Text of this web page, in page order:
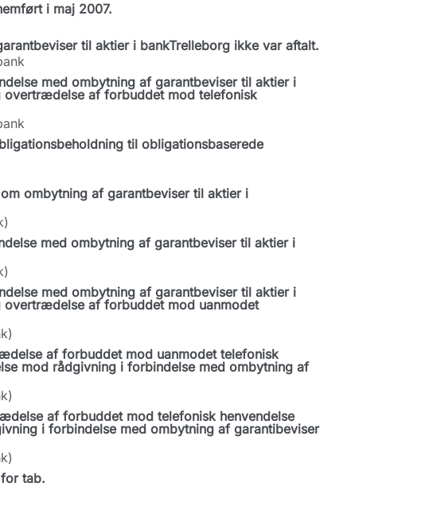
i maj 2007.
til aktier i bankTrelleborg ikke var aftalt.
med ombytning af garantbeviser til aktier i
overtrædelse af forbuddet mod telefonisk
til obligationsbaserede
ombytning af garantbeviser til aktier i
med ombytning af garantbeviser til aktier i
med ombytning af garantbeviser til aktier i
overtrædelse af forbuddet mod uanmodet
af forbuddet mod uanmodet telefonisk
mod rådgivning i forbindelse med ombytning af
af forbuddet mod telefonisk henvendelse
i forbindelse med ombytning af garantibeviser
tab.